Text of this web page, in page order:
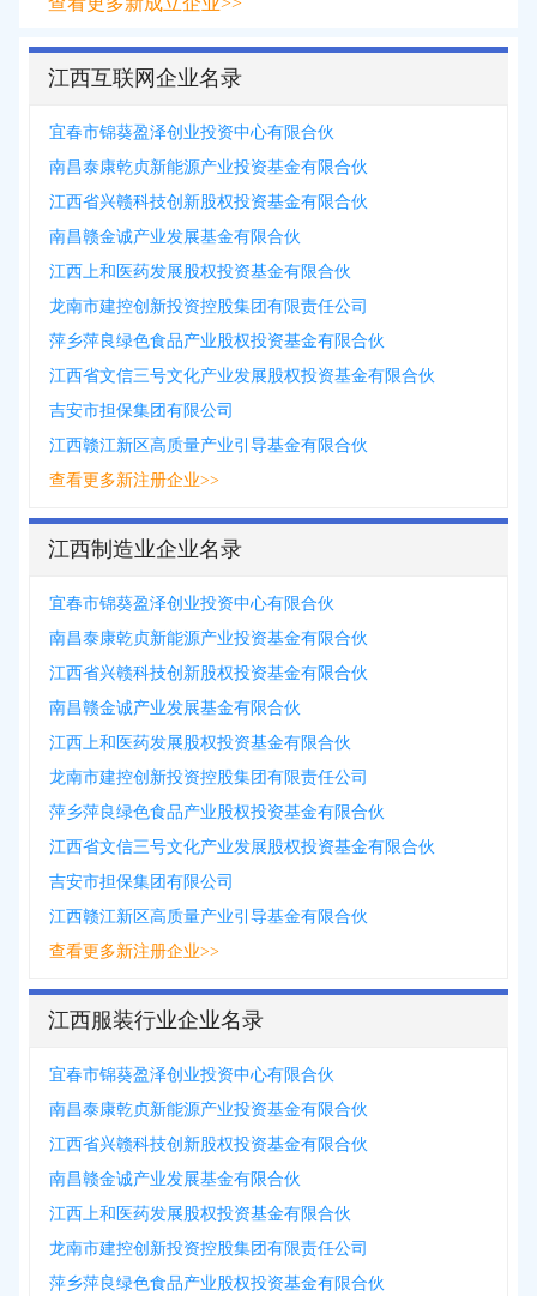
江西互联网企业名录
宜春市锦葵盈泽创业投资中心有限合伙
南昌泰康乾贞新能源产业投资基金有限合伙
江西省兴赣科技创新股权投资基金有限合伙
南昌赣金诚产业发展基金有限合伙
江西上和医药发展股权投资基金有限合伙
龙南市建控创新投资控股集团有限责任公司
萍乡萍良绿色食品产业股权投资基金有限合伙
江西省文信三号文化产业发展股权投资基金有限合伙
吉安市担保集团有限公司
江西赣江新区高质量产业引导基金有限合伙
查看更多新注册企业>>
江西制造业企业名录
宜春市锦葵盈泽创业投资中心有限合伙
南昌泰康乾贞新能源产业投资基金有限合伙
江西省兴赣科技创新股权投资基金有限合伙
南昌赣金诚产业发展基金有限合伙
江西上和医药发展股权投资基金有限合伙
龙南市建控创新投资控股集团有限责任公司
萍乡萍良绿色食品产业股权投资基金有限合伙
江西省文信三号文化产业发展股权投资基金有限合伙
吉安市担保集团有限公司
江西赣江新区高质量产业引导基金有限合伙
查看更多新注册企业>>
江西服装行业企业名录
宜春市锦葵盈泽创业投资中心有限合伙
南昌泰康乾贞新能源产业投资基金有限合伙
江西省兴赣科技创新股权投资基金有限合伙
南昌赣金诚产业发展基金有限合伙
江西上和医药发展股权投资基金有限合伙
龙南市建控创新投资控股集团有限责任公司
萍乡萍良绿色食品产业股权投资基金有限合伙